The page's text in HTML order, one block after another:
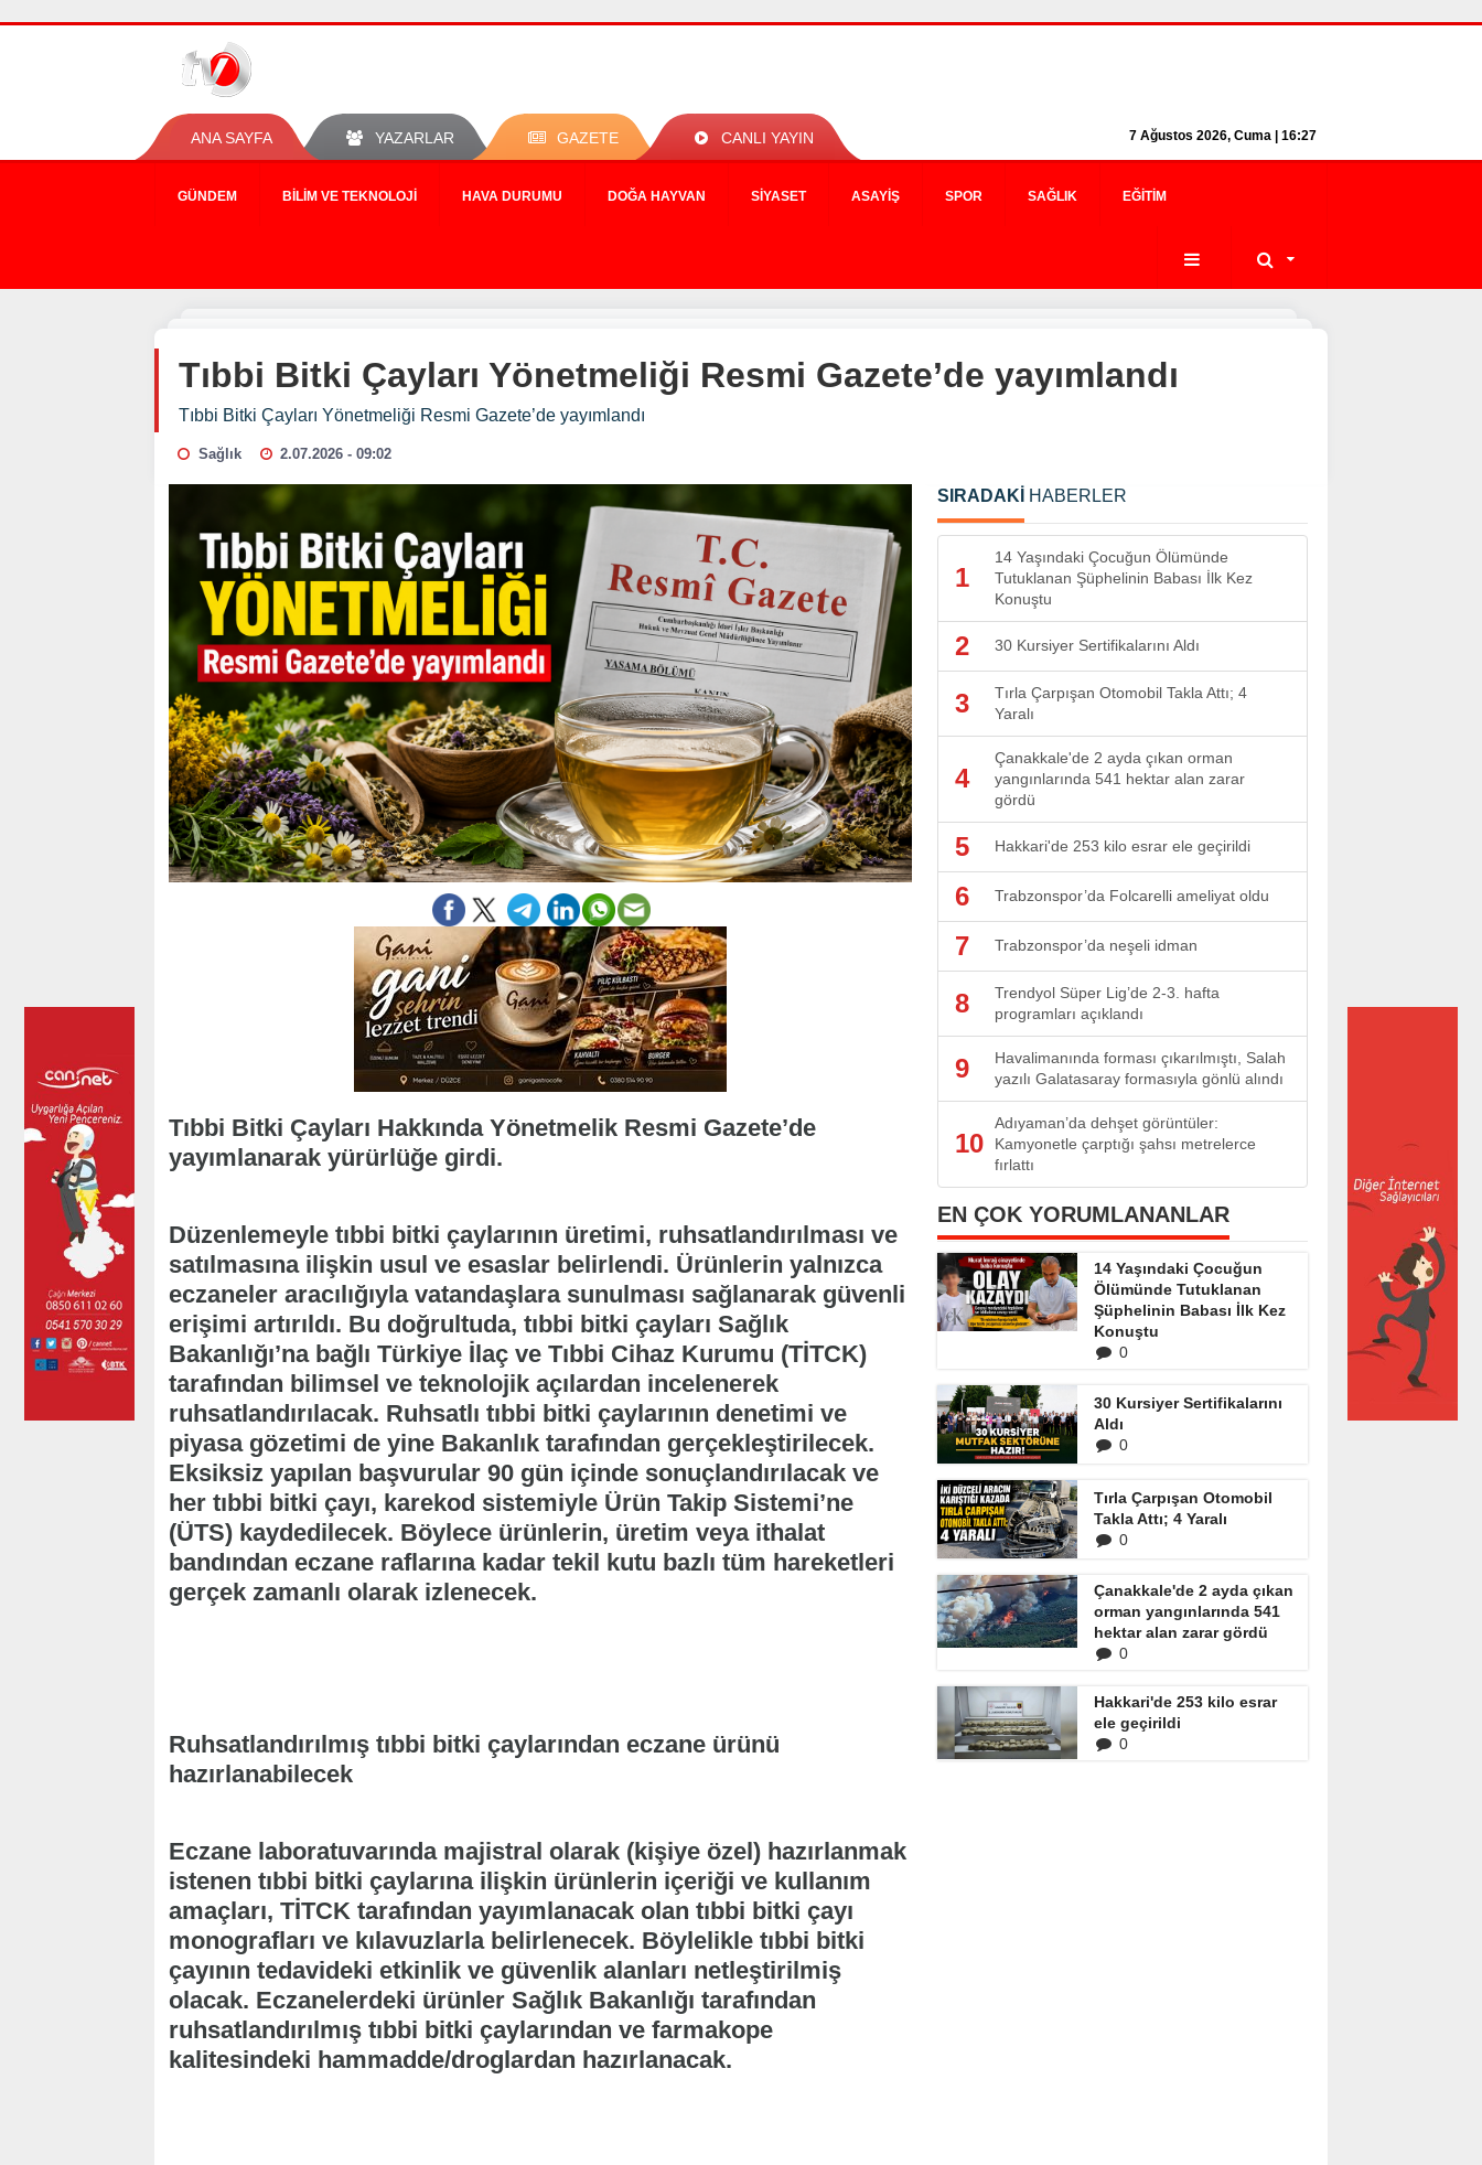
ANA SAYFA YAZARLAR GAZETE CANLI YAYIN 7 Ağustos 2026, Cuma | 16:27
GÜNDEM BILIM VE TEKNOLOJI HAVA DURUMU DOĞA HAYVAN SIYASET ASAYIŞ SPOR SAĞLIK EĞITIM
Tıbbi Bitki Çayları Yönetmeliği Resmi Gazete’de yayımlandı
Tıbbi Bitki Çayları Yönetmeliği Resmi Gazete’de yayımlandı
Sağlık 2.07.2026 - 09:02
Tıbbi Bitki Çayları Hakkında Yönetmelik Resmi Gazete’de
yayımlanarak yürürlüğe girdi.
Düzenlemeyle tıbbi bitki çaylarının üretimi, ruhsatlandırılması ve
satılmasına ilişkin usul ve esaslar belirlendi. Ürünlerin yalnızca
eczaneler aracılığıyla vatandaşlara sunulması sağlanarak güvenli
erişimi artırıldı. Bu doğrultuda, tıbbi bitki çayları Sağlık
Bakanlığı’na bağlı Türkiye İlaç ve Tıbbi Cihaz Kurumu (TİTCK)
tarafından bilimsel ve teknolojik açılardan incelenerek
ruhsatlandırılacak. Ruhsatlı tıbbi bitki çaylarının denetimi ve
piyasa gözetimi de yine Bakanlık tarafından gerçekleştirilecek.
Eksiksiz yapılan başvurular 90 gün içinde sonuçlandırılacak ve
her tıbbi bitki çayı, karekod sistemiyle Ürün Takip Sistemi’ne
(ÜTS) kaydedilecek. Böylece ürünlerin, üretim veya ithalat
bandından eczane raflarına kadar tekil kutu bazlı tüm hareketleri
gerçek zamanlı olarak izlenecek.
Ruhsatlandırılmış tıbbi bitki çaylarından eczane ürünü
hazırlanabilecek
Eczane laboratuvarında majistral olarak (kişiye özel) hazırlanmak
istenen tıbbi bitki çaylarına ilişkin ürünlerin içeriği ve kullanım
amaçları, TİTCK tarafından yayımlanacak olan tıbbi bitki çayı
monografları ve kılavuzlarla belirlenecek. Böylelikle tıbbi bitki
çayının tedavideki etkinlik ve güvenlik alanları netleştirilmiş
olacak. Eczanelerdeki ürünler Sağlık Bakanlığı tarafından
ruhsatlandırılmış tıbbi bitki çaylarından ve farmakope
kalitesindeki hammadde/droglardan hazırlanacak.
SIRADAKİ HABERLER
1
14 Yaşındaki Çocuğun Ölümünde
Tutuklanan Şüphelinin Babası İlk Kez
Konuştu
2 30 Kursiyer Sertifikalarını Aldı
3
Tırla Çarpışan Otomobil Takla Attı; 4
Yaralı
4
Çanakkale'de 2 ayda çıkan orman
yangınlarında 541 hektar alan zarar
gördü
5 Hakkari'de 253 kilo esrar ele geçirildi
6 Trabzonspor’da Folcarelli ameliyat oldu
7 Trabzonspor’da neşeli idman
8
Trendyol Süper Lig’de 2-3. hafta
programları açıklandı
9
Havalimanında forması çıkarılmıştı, Salah
yazılı Galatasaray formasıyla gönlü alındı
10
Adıyaman’da dehşet görüntüler:
Kamyonetle çarptığı şahsı metrelerce
fırlattı
EN ÇOK YORUMLANANLAR
14 Yaşındaki Çocuğun
Ölümünde Tutuklanan
Şüphelinin Babası İlk Kez
Konuştu
0
30 Kursiyer Sertifikalarını
Aldı
0
Tırla Çarpışan Otomobil
Takla Attı; 4 Yaralı
0
Çanakkale'de 2 ayda çıkan
orman yangınlarında 541
hektar alan zarar gördü
0
Hakkari'de 253 kilo esrar
ele geçirildi
0